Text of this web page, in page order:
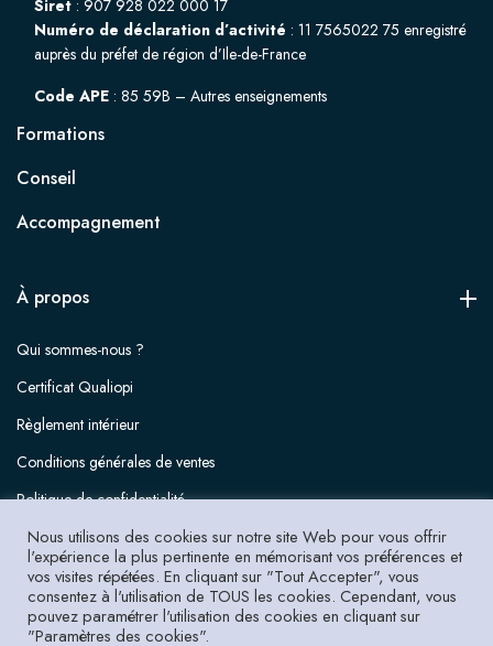
Siret : 907 928 022 000 17
Numéro de déclaration d’activité : 11 7565022 75 enregistré
auprès du préfet de région d’Ile-de-France
Code APE : 85 59B – Autres enseignements
Formations
Conseil
Accompagnement
À propos
Qui sommes-nous ?
Certificat Qualiopi
Règlement intérieur
Conditions générales de ventes
Politique de confidentialité
Mentions légales
Nous utilisons des cookies sur notre site Web pour vous offrir
l'expérience la plus pertinente en mémorisant vos préférences et
vos visites répétées. En cliquant sur "Tout Accepter", vous
consentez à l'utilisation de TOUS les cookies. Cependant, vous
pouvez paramétrer l'utilisation des cookies en cliquant sur
"Paramètres des cookies".